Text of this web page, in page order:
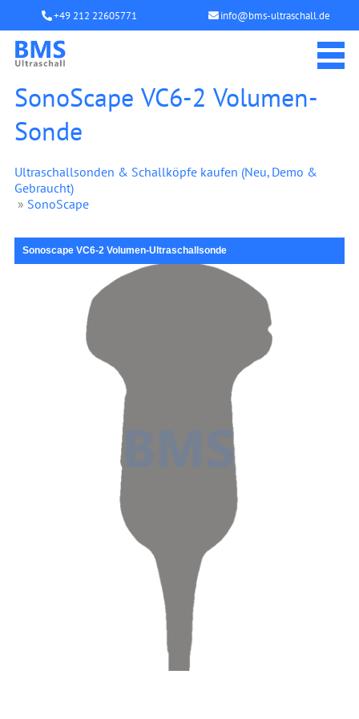
+49 212 22605771 info@bms-ultraschall.de
SonoScape VC6-2 Volumen-
Sonde
Ultraschallsonden & Schallköpfe kaufen (Neu, Demo &
Gebraucht)
» SonoScape
Sonoscape VC6-2 Volumen-Ultraschallsonde